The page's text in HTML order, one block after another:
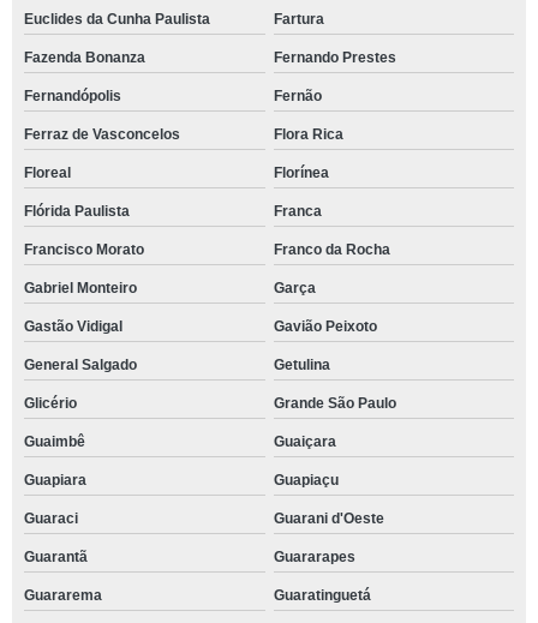
Euclides da Cunha Paulista Fartura
Fazenda Bonanza Fernando Prestes
Fernandópolis Fernão
Ferraz de Vasconcelos Flora Rica
Floreal Florínea
Flórida Paulista Franca
Francisco Morato Franco da Rocha
Gabriel Monteiro Garça
Gastão Vidigal Gavião Peixoto
General Salgado Getulina
Glicério Grande São Paulo
Guaimbê Guaiçara
Guapiara Guapiaçu
Guaraci Guarani d'Oeste
Guarantã Guararapes
Guararema Guaratinguetá